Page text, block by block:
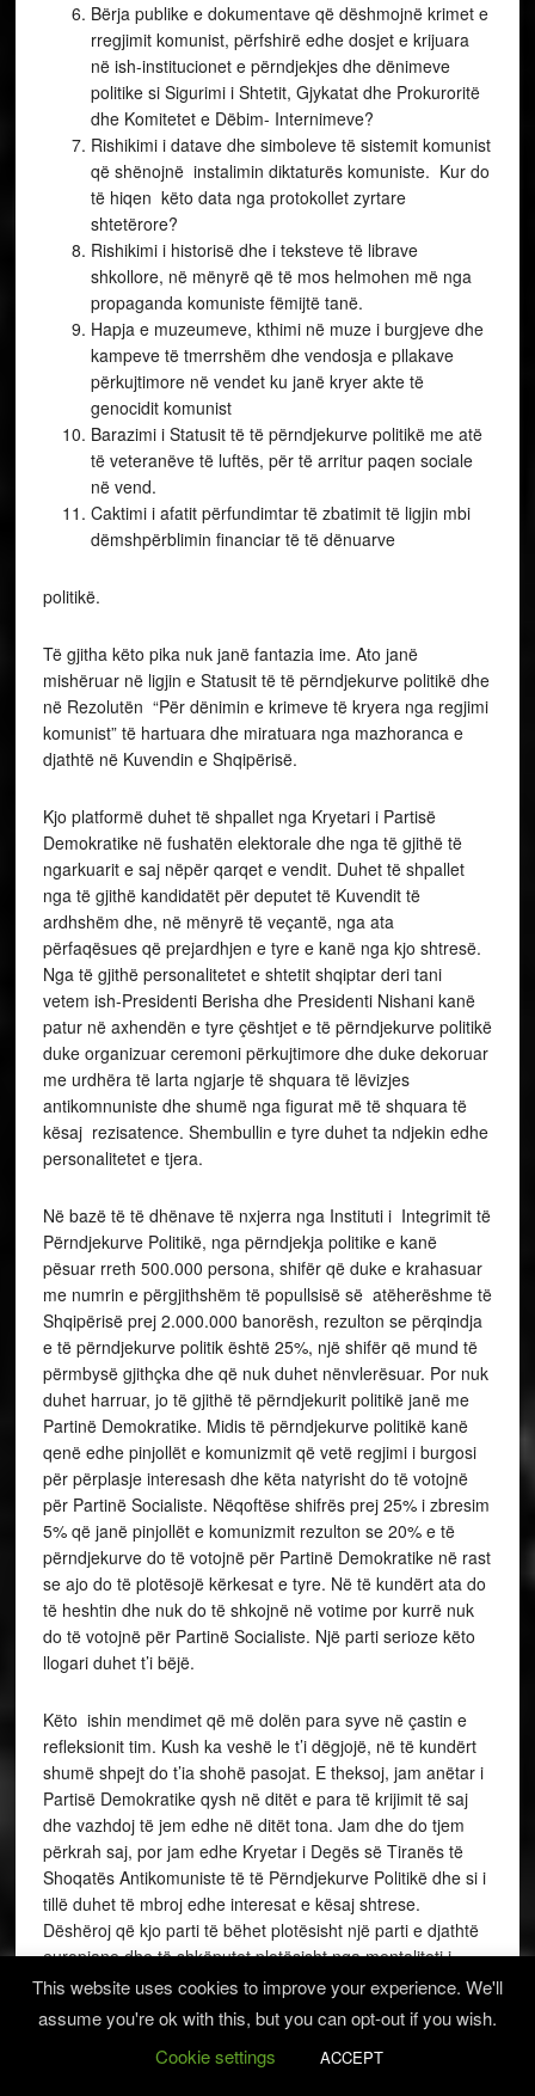
Bërja publike e dokumentave që dëshmojnë krimet e
rregjimit komunist, përfshirë edhe dosjet e krijuara
në ish-institucionet e përndjekjes dhe dënimeve
politike si Sigurimi i Shtetit, Gjykatat dhe Prokuroritë
dhe Komitetet e Dëbim- Internimeve?
Rishikimi i datave dhe simboleve të sistemit komunist
që shënojnë instalimin diktaturës komuniste. Kur do
të hiqen këto data nga protokollet zyrtare
shtetërore?
Rishikimi i historisë dhe i teksteve të librave
shkollore, në mënyrë që të mos helmohen më nga
propaganda komuniste fëmijtë tanë.
Hapja e muzeumeve, kthimi në muze i burgjeve dhe
kampeve të tmerrshëm dhe vendosja e pllakave
përkujtimore në vendet ku janë kryer akte të
genocidit komunist
Barazimi i Statusit të të përndjekurve politikë me atë
të veteranëve të luftës, për të arritur paqen sociale
në vend.
Caktimi i afatit përfundimtar të zbatimit të ligjin mbi
dëmshpërblimin financiar të të dënuarve
politikë.
Të gjitha këto pika nuk janë fantazia ime. Ato janë
mishëruar në ligjin e Statusit të të përndjekurve politikë dhe
në Rezolutën “Për dënimin e krimeve të kryera nga regjimi
komunist” të hartuara dhe miratuara nga mazhoranca e
djathtë në Kuvendin e Shqipërisë.
Kjo platformë duhet të shpallet nga Kryetari i Partisë
Demokratike në fushatën elektorale dhe nga të gjithë të
ngarkuarit e saj nëpër qarqet e vendit. Duhet të shpallet
nga të gjithë kandidatët për deputet të Kuvendit të
ardhshëm dhe, në mënyrë të veçantë, nga ata
përfaqësues që prejardhjen e tyre e kanë nga kjo shtresë.
Nga të gjithë personalitetet e shtetit shqiptar deri tani
vetem ish-Presidenti Berisha dhe Presidenti Nishani kanë
patur në axhendën e tyre çështjet e të përndjekurve politikë
duke organizuar ceremoni përkujtimore dhe duke dekoruar
me urdhëra të larta ngjarje të shquara të lëvizjes
antikomnuniste dhe shumë nga figurat më të shquara të
kësaj rezisatence. Shembullin e tyre duhet ta ndjekin edhe
personalitetet e tjera.
Në bazë të të dhënave të nxjerra nga Instituti i Integrimit të
Përndjekurve Politikë, nga përndjekja politike e kanë
pësuar rreth 500.000 persona, shifër që duke e krahasuar
me numrin e përgjithshëm të popullsisë së atëherëshme të
Shqipërisë prej 2.000.000 banorësh, rezulton se përqindja
e të përndjekurve politik është 25%, një shifër që mund të
përmbysë gjithçka dhe që nuk duhet nënvlerësuar. Por nuk
duhet harruar, jo të gjithë të përndjekurit politikë janë me
Partinë Demokratike. Midis të përndjekurve politikë kanë
qenë edhe pinjollët e komunizmit që vetë regjimi i burgosi
për përplasje interesash dhe këta natyrisht do të votojnë
për Partinë Socialiste. Nëqoftëse shifrës prej 25% i zbresim
5% që janë pinjollët e komunizmit rezulton se 20% e të
përndjekurve do të votojnë për Partinë Demokratike në rast
se ajo do të plotësojë kërkesat e tyre. Në të kundërt ata do
të heshtin dhe nuk do të shkojnë në votime por kurrë nuk
do të votojnë për Partinë Socialiste. Një parti serioze këto
llogari duhet t’i bëjë.
Këto ishin mendimet që më dolën para syve në çastin e
refleksionit tim. Kush ka veshë le t’i dëgjojë, në të kundërt
shumë shpejt do t’ia shohë pasojat. E theksoj, jam anëtar i
Partisë Demokratike qysh në ditët e para të krijimit të saj
dhe vazhdoj të jem edhe në ditët tona. Jam dhe do tjem
përkrah saj, por jam edhe Kryetar i Degës së Tiranës të
Shoqatës Antikomuniste të të Përndjekurve Politikë dhe si i
tillë duhet të mbroj edhe interesat e kësaj shtrese.
Dëshëroj që kjo parti të bëhet plotësisht një parti e djathtë
europiane dhe të shkëputet plotësisht nga mentaliteti i
majtë komunist që ekziston në një pjesë të anëtarëve të
Ju lutem të më kuptoni drejtë. Ky është botëkuptimi im. Kjo
This website uses cookies to improve your experience. We'll
assume you're ok with this, but you can opt-out if you wish.
Cookie settings
ACCEPT